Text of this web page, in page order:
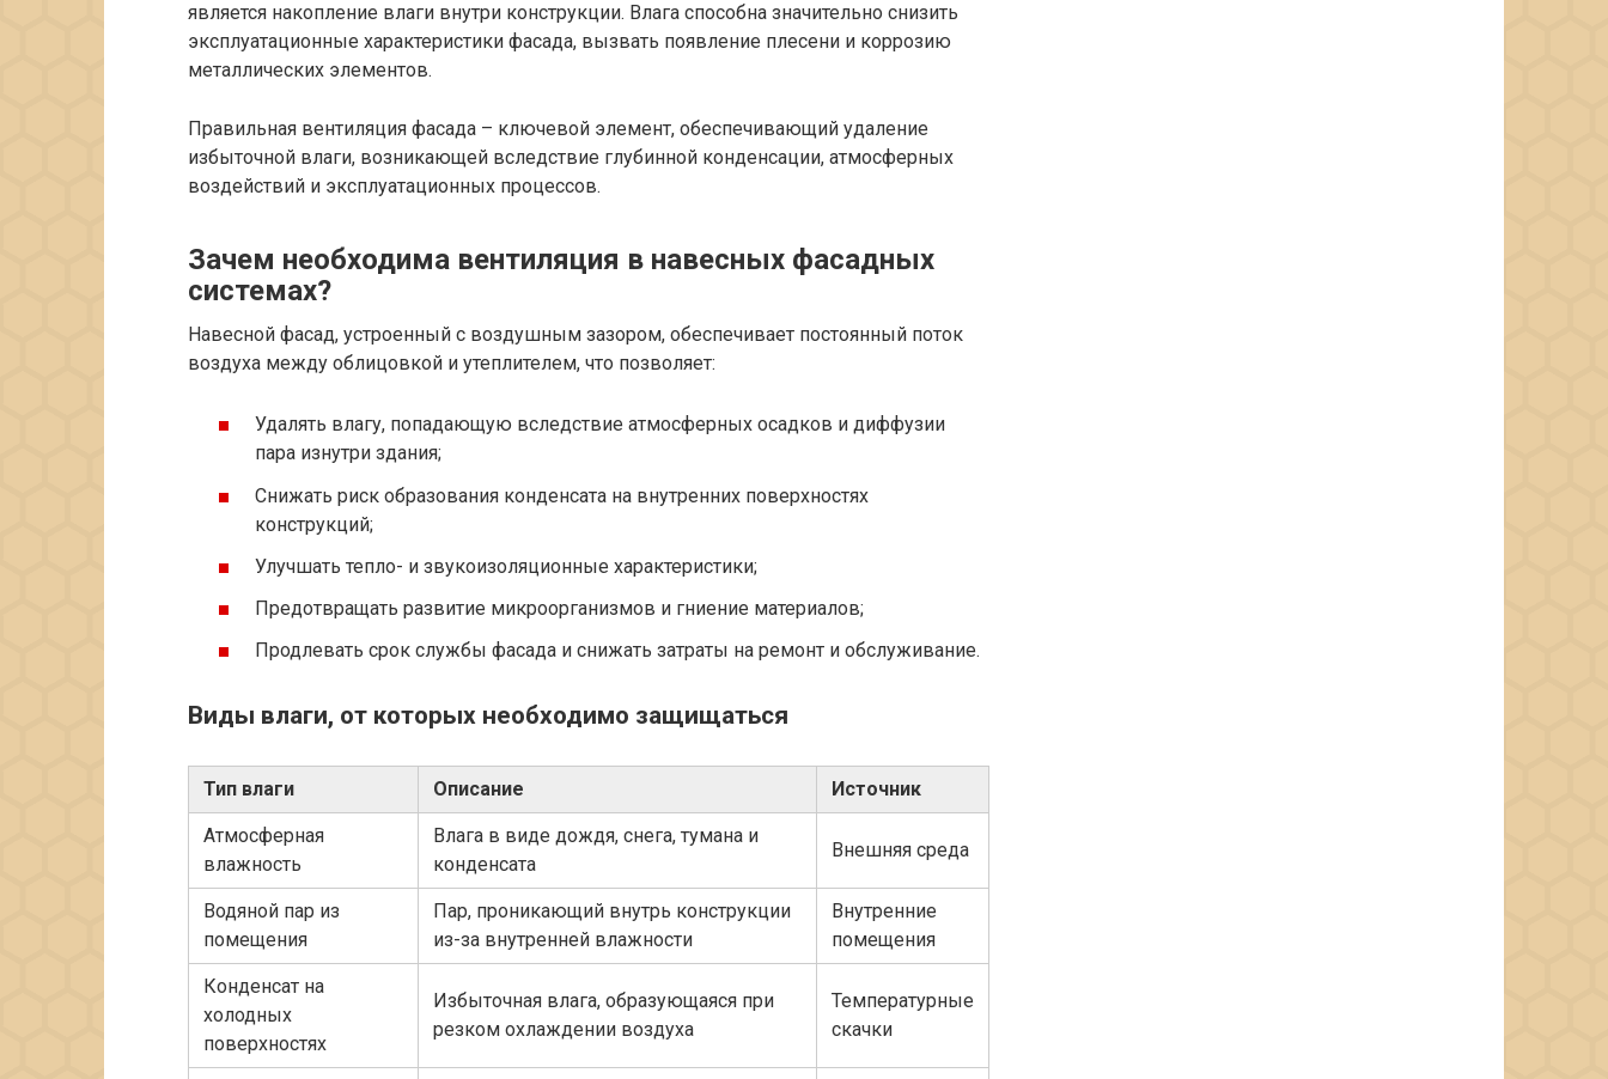
является накопление влаги внутри конструкции. Влага способна значительно снизить
эксплуатационные характеристики фасада, вызвать появление плесени и коррозию
металлических элементов.
Правильная вентиляция фасада – ключевой элемент, обеспечивающий удаление
избыточной влаги, возникающей вследствие глубинной конденсации, атмосферных
воздействий и эксплуатационных процессов.
Зачем необходима вентиляция в навесных фасадных
системах?
Навесной фасад, устроенный с воздушным зазором, обеспечивает постоянный поток
воздуха между облицовкой и утеплителем, что позволяет:
Удалять влагу, попадающую вследствие атмосферных осадков и диффузии
пара изнутри здания;
Снижать риск образования конденсата на внутренних поверхностях
конструкций;
Улучшать тепло- и звукоизоляционные характеристики;
Предотвращать развитие микроорганизмов и гниение материалов;
Продлевать срок службы фасада и снижать затраты на ремонт и обслуживание.
Виды влаги, от которых необходимо защищаться
Тип влаги Описание Источник
Атмосферная
влажность
Влага в виде дождя, снега, тумана и
конденсата
Внешняя среда
Водяной пар из
помещения
Пар, проникающий внутрь конструкции
из-за внутренней влажности
Внутренние
помещения
Конденсат на
холодных
поверхностях
Избыточная влага, образующаяся при
резком охлаждении воздуха
Температурные
скачки